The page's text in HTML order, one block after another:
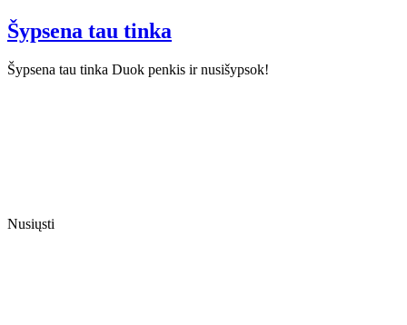
Šypsena tau tinka
Šypsena tau tinka Duok penkis ir nusišypsok!
Nusiųsti